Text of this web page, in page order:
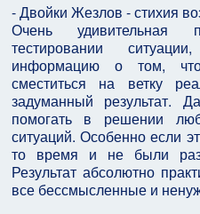
- Двойки Жезлов - стихия
Очень удивительная
тестировании
информацию о том,
сместиться на ветку
задуманный результат.
помогать в решении
ситуаций. Особенно если
то время и не были
Результат абсолютно
все бессмысленные и